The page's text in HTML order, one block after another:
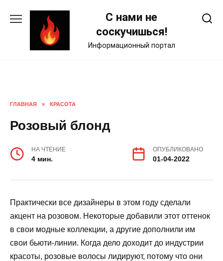
С нами не
соскучишься!
Информационный портал
ГЛАВНАЯ » КРАСОТА
Розовый блонд
НА ЧТЕНИЕ
4 мин.
ОПУБЛИКОВАНО
01-04-2022
Практически все дизайнеры в этом году сделали
акцент на розовом. Некоторые добавили этот оттенок
в свои модные коллекции, а другие дополнили им
свои бьюти-линии. Когда дело доходит до индустрии
красоты, розовые волосы лидируют, потому что они